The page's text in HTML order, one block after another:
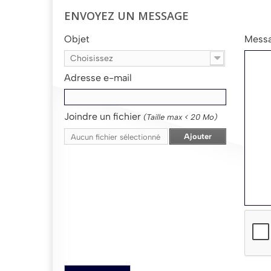
ENVOYEZ UN MESSAGE
Objet
Choisissez
Adresse e-mail
Joindre un fichier (Taille max < 20 Mo)
Aucun fichier sélectionné Ajouter